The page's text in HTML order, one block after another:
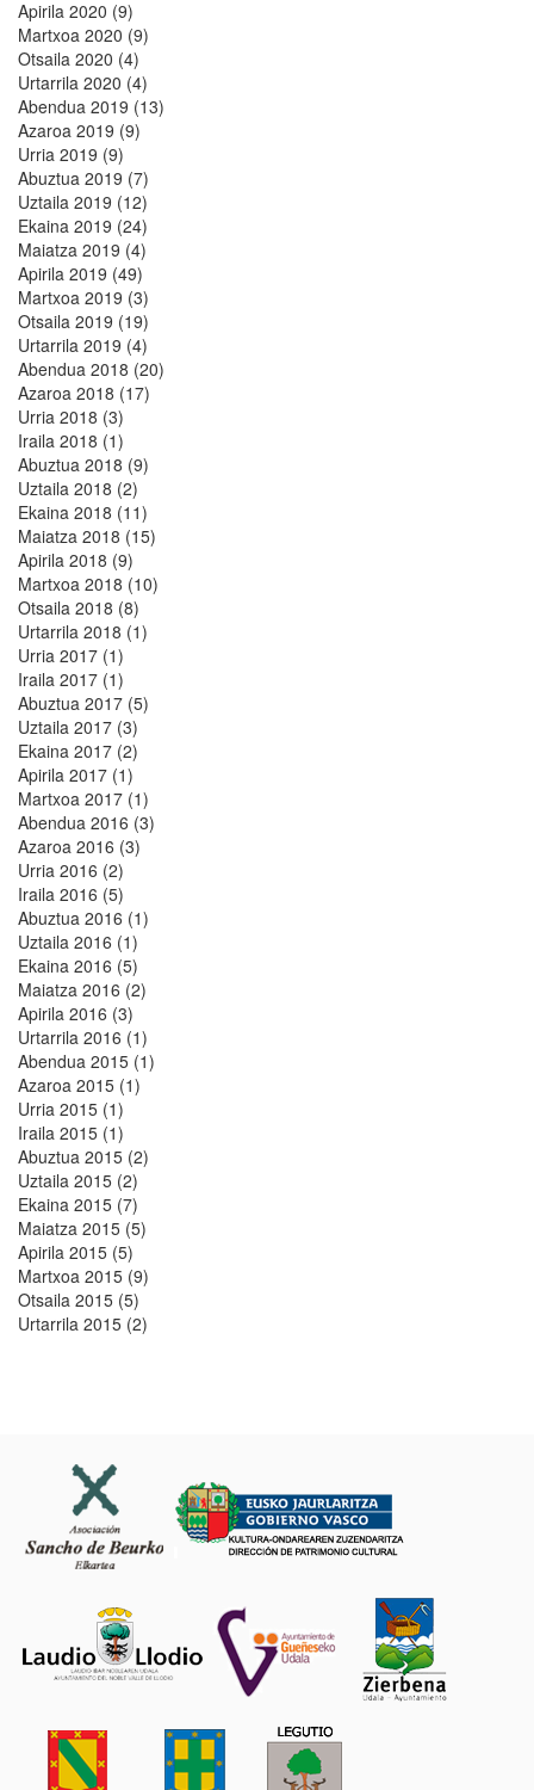
Apirila 2020 (9)
Martxoa 2020 (9)
Otsaila 2020 (4)
Urtarrila 2020 (4)
Abendua 2019 (13)
Azaroa 2019 (9)
Urria 2019 (9)
Abuztua 2019 (7)
Uztaila 2019 (12)
Ekaina 2019 (24)
Maiatza 2019 (4)
Apirila 2019 (49)
Martxoa 2019 (3)
Otsaila 2019 (19)
Urtarrila 2019 (4)
Abendua 2018 (20)
Azaroa 2018 (17)
Urria 2018 (3)
Iraila 2018 (1)
Abuztua 2018 (9)
Uztaila 2018 (2)
Ekaina 2018 (11)
Maiatza 2018 (15)
Apirila 2018 (9)
Martxoa 2018 (10)
Otsaila 2018 (8)
Urtarrila 2018 (1)
Urria 2017 (1)
Iraila 2017 (1)
Abuztua 2017 (5)
Uztaila 2017 (3)
Ekaina 2017 (2)
Apirila 2017 (1)
Martxoa 2017 (1)
Abendua 2016 (3)
Azaroa 2016 (3)
Urria 2016 (2)
Iraila 2016 (5)
Abuztua 2016 (1)
Uztaila 2016 (1)
Ekaina 2016 (5)
Maiatza 2016 (2)
Apirila 2016 (3)
Urtarrila 2016 (1)
Abendua 2015 (1)
Azaroa 2015 (1)
Urria 2015 (1)
Iraila 2015 (1)
Abuztua 2015 (2)
Uztaila 2015 (2)
Ekaina 2015 (7)
Maiatza 2015 (5)
Apirila 2015 (5)
Martxoa 2015 (9)
Otsaila 2015 (5)
Urtarrila 2015 (2)